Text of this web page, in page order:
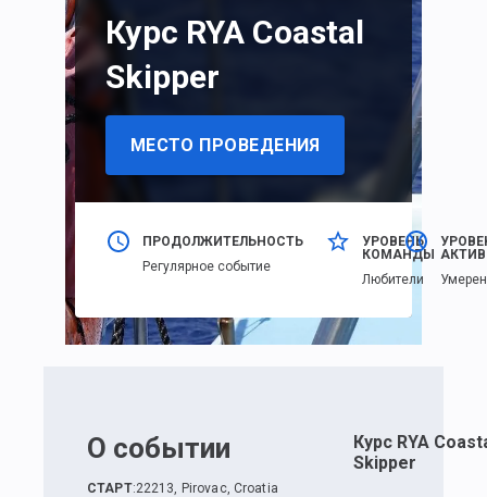
Курс RYA Coastal
Skipper
МЕСТО ПРОВЕДЕНИЯ
ПРОДОЛЖИТЕЛЬНОСТЬ
Регулярное событие
УРОВЕНЬ
КОМАНДЫ
Любители
О событии
СТАРТ:22213, Pirovac, Croatia
Курс RYA
Skipper